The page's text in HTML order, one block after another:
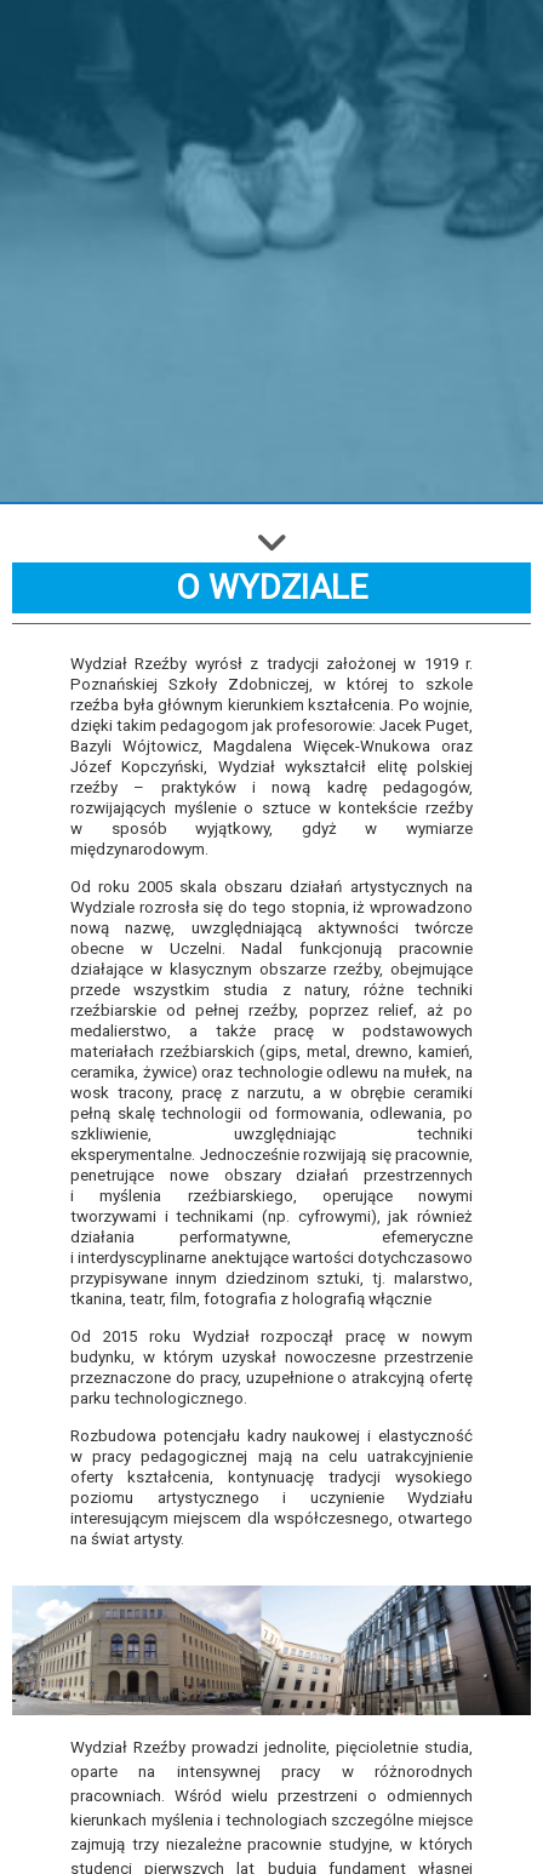
O WYDZIALE
Wydział Rzeźby wyrósł z tradycji założonej w 1919 r.
Poznańskiej Szkoły Zdobniczej, w której to szkole
rzeźba była głównym kierunkiem kształcenia. Po wojnie,
dzięki takim pedagogom jak profesorowie: Jacek Puget,
Bazyli Wójtowicz, Magdalena Więcek-Wnukowa oraz
Józef Kopczyński, Wydział wykształcił elitę polskiej
rzeźby – praktyków i nową kadrę pedagogów,
rozwijających myślenie o sztuce w kontekście rzeźby
w sposób wyjątkowy, gdyż w wymiarze
międzynarodowym.
Od roku 2005 skala obszaru działań artystycznych na
Wydziale rozrosła się do tego stopnia, iż wprowadzono
nową nazwę, uwzględniającą aktywności twórcze
obecne w Uczelni. Nadal funkcjonują pracownie
działające w klasycznym obszarze rzeźby, obejmujące
przede wszystkim studia z natury, różne techniki
rzeźbiarskie od pełnej rzeźby, poprzez relief, aż po
medalierstwo, a także pracę w podstawowych
materiałach rzeźbiarskich (gips, metal, drewno, kamień,
ceramika, żywice) oraz technologie odlewu na mułek, na
wosk tracony, pracę z narzutu, a w obrębie ceramiki
pełną skalę technologii od formowania, odlewania, po
szkliwienie, uwzględniając techniki
eksperymentalne. Jednocześnie rozwijają się pracownie,
penetrujące nowe obszary działań przestrzennych
i myślenia rzeźbiarskiego, operujące nowymi
tworzywami i technikami (np. cyfrowymi), jak również
działania performatywne, efemeryczne
i interdyscyplinarne anektujące wartości dotychczasowo
przypisywane innym dziedzinom sztuki, tj. malarstwo,
tkanina, teatr, film, fotografia z holografią włącznie
Od 2015 roku Wydział rozpoczął pracę w nowym
budynku, w którym uzyskał nowoczesne przestrzenie
przeznaczone do pracy, uzupełnione o atrakcyjną ofertę
parku technologicznego.
Rozbudowa potencjału kadry naukowej i elastyczność
w pracy pedagogicznej mają na celu uatrakcyjnienie
oferty kształcenia, kontynuację tradycji wysokiego
poziomu artystycznego i uczynienie Wydziału
interesującym miejscem dla współczesnego, otwartego
na świat artysty.
Wydział Rzeźby prowadzi jednolite, pięcioletnie studia,
oparte na intensywnej pracy w różnorodnych
pracowniach. Wśród wielu przestrzeni o odmiennych
kierunkach myślenia i technologiach szczególne miejsce
zajmują trzy niezależne pracownie studyjne, w których
studenci pierwszych lat budują fundament własnej